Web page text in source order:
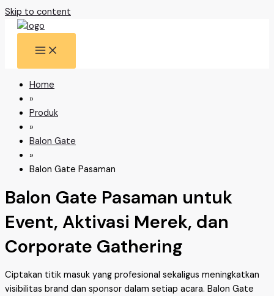
Skip to content
Home
»
Produk
»
Balon Gate
»
Balon Gate Pasaman
Balon Gate Pasaman untuk
Event, Aktivasi Merek, dan
Corporate Gathering
Ciptakan titik masuk yang profesional sekaligus meningkatkan
visibilitas brand dan sponsor dalam setiap acara. Balon Gate